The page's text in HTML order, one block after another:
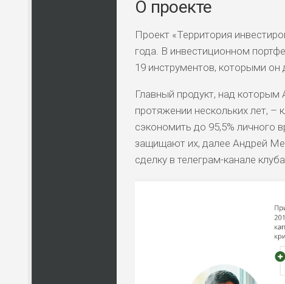
О проекте
Проект «Территория
года. В инвестиционном
19 инструментов, которыми он
Главный продукт, над
протяжении нескольких лет, –
сэкономить до 95,5% личного
защищают их, далее Андрей
сделку в телеграм-канале клуба.